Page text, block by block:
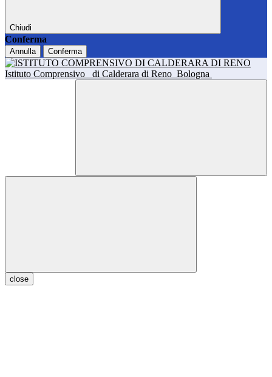
Chiudi
Conferma
Annulla Conferma
Istituto Comprensivo di Calderara di Reno Bologna
close